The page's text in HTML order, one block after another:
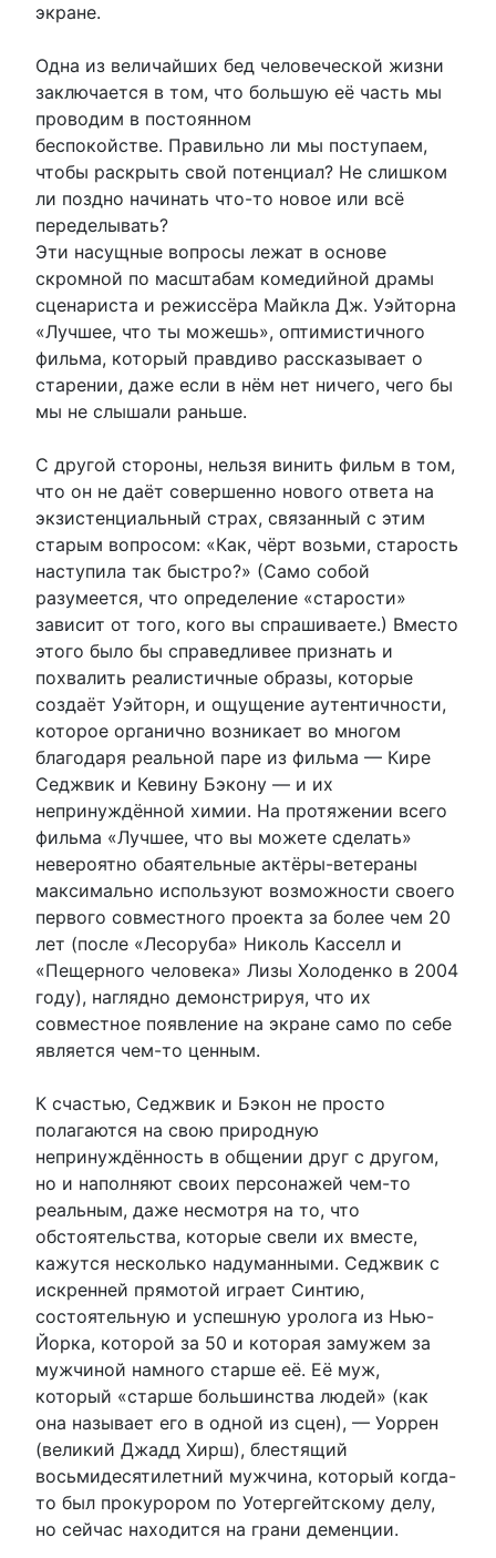
экране.
Одна из величайших бед человеческой жизни
заключается в том, что большую её часть мы
проводим в постоянном
беспокойстве. Правильно ли мы поступаем,
чтобы раскрыть свой потенциал? Не слишком
ли поздно начинать что-то новое или всё
переделывать?
Эти насущные вопросы лежат в основе
скромной по масштабам комедийной драмы
сценариста и режиссёра Майкла Дж. Уэйторна
«Лучшее, что ты можешь», оптимистичного
фильма, который правдиво рассказывает о
старении, даже если в нём нет ничего, чего бы
мы не слышали раньше.
С другой стороны, нельзя винить фильм в том,
что он не даёт совершенно нового ответа на
экзистенциальный страх, связанный с этим
старым вопросом: «Как, чёрт возьми, старость
наступила так быстро?» (Само собой
разумеется, что определение «старости»
зависит от того, кого вы спрашиваете.) Вместо
этого было бы справедливее признать и
похвалить реалистичные образы, которые
создаёт Уэйторн, и ощущение аутентичности,
которое органично возникает во многом
благодаря реальной паре из фильма — Кире
Седжвик и Кевину Бэкону — и их
непринуждённой химии. На протяжении всего
фильма «Лучшее, что вы можете сделать»
невероятно обаятельные актёры-ветераны
максимально используют возможности своего
первого совместного проекта за более чем 20
лет (после «Лесоруба» Николь Касселл и
«Пещерного человека» Лизы Холоденко в 2004
году), наглядно демонстрируя, что их
совместное появление на экране само по себе
является чем-то ценным.
К счастью, Седжвик и Бэкон не просто
полагаются на свою природную
непринуждённость в общении друг с другом,
но и наполняют своих персонажей чем-то
реальным, даже несмотря на то, что
обстоятельства, которые свели их вместе,
кажутся несколько надуманными. Седжвик с
искренней прямотой играет Синтию,
состоятельную и успешную уролога из Нью-
Йорка, которой за 50 и которая замужем за
мужчиной намного старше её. Её муж,
который «старше большинства людей» (как
она называет его в одной из сцен), — Уоррен
(великий Джадд Хирш), блестящий
восьмидесятилетний мужчина, который когда-
то был прокурором по Уотергейтскому делу,
но сейчас находится на грани деменции.